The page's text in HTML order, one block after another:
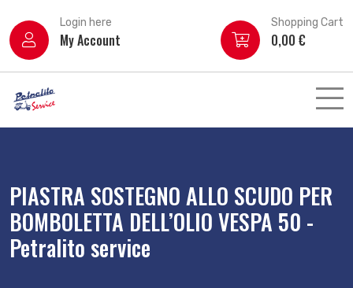
Login here
My Account
Shopping Cart
0,00 €
PIASTRA SOSTEGNO ALLO SCUDO PER
BOMBOLETTA DELL’OLIO VESPA 50 -
Petralito service